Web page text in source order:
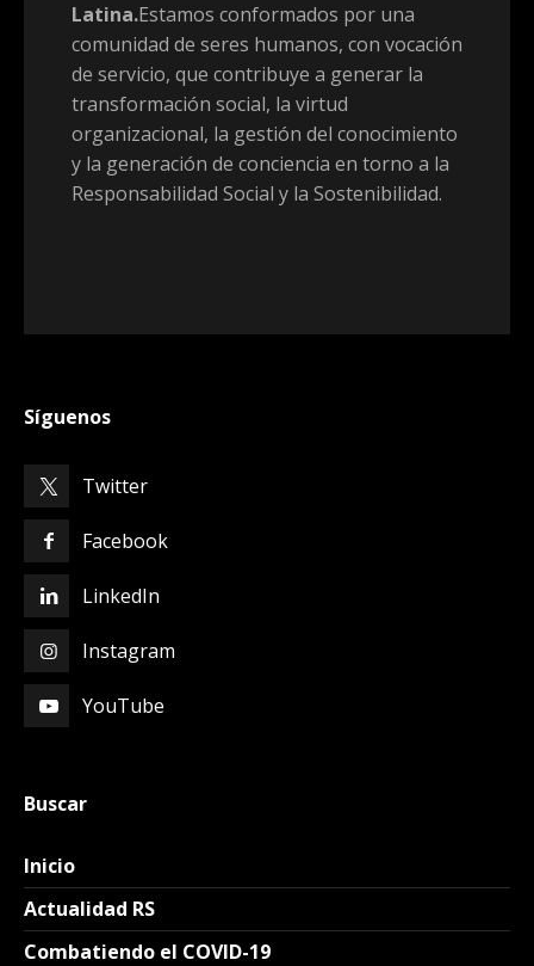
Latina.Estamos conformados por una
comunidad de seres humanos, con vocación
de servicio, que contribuye a generar la
transformación social, la virtud
organizacional, la gestión del conocimiento
y la generación de conciencia en torno a la
Responsabilidad Social y la Sostenibilidad.
Síguenos
Twitter
Facebook
LinkedIn
Instagram
YouTube
Buscar
Inicio
Actualidad RS
Combatiendo el COVID-19